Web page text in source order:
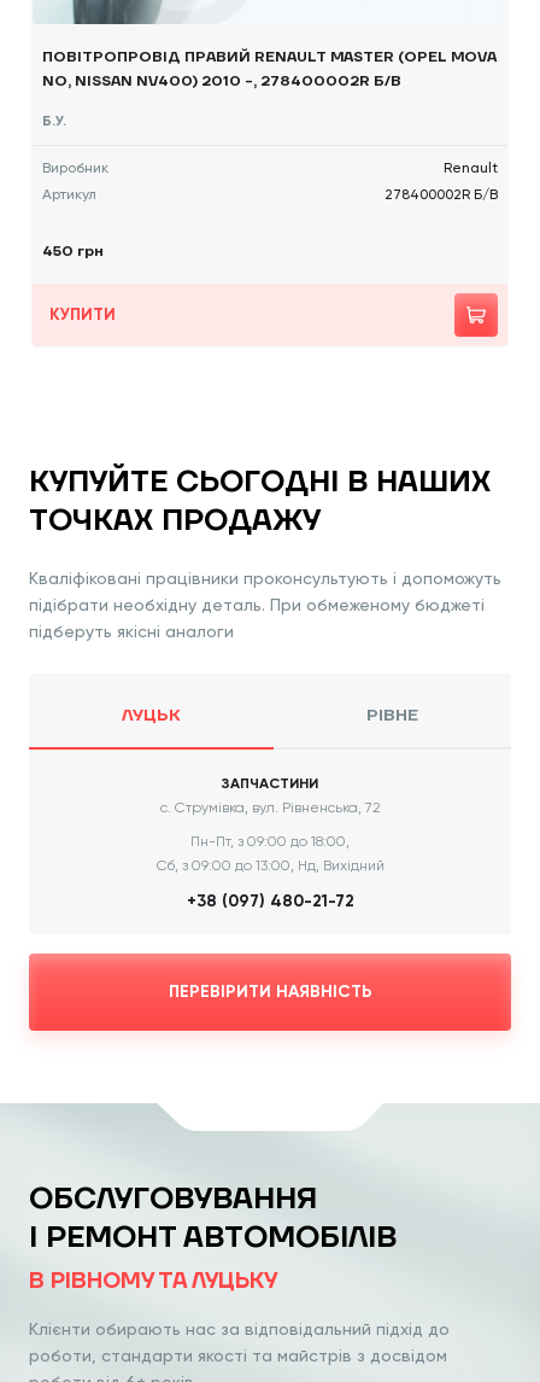
ПОВІТРОПРОВІД ПРАВИЙ RENAULT MASTER (OPEL MOVA
NO, NISSAN NV400) 2010 -, 278400002R Б/В
Б.У.
Виробник
Renault
Артикул
278400002R Б/В
450 грн
КУПИТИ
КУПУЙТЕ СЬОГОДНІ В НАШИХ
ТОЧКАХ ПРОДАЖУ
Кваліфіковані працівники проконсультують і допоможуть
підібрати необхідну деталь. При обмеженому бюджеті
підберуть якісні аналоги
ЛУЦЬК РІВНЕ
ЗАПЧАСТИНИ
с. Струмівка, вул. Рівненська, 72
Пн-Пт, з 09:00 до 18:00,
Сб, з 09:00 до 13:00, Нд, Вихідний
+38 (097) 480-21-72
ПЕРЕВІРИТИ НАЯВНІСТЬ
ОБСЛУГОВУВАННЯ
І РЕМОНТ АВТОМОБІЛІВ
В РІВНОМУ ТА ЛУЦЬКУ
Клієнти обирають нас за відповідальний підхід до
роботи, стандарти якості та майстрів з досвідом